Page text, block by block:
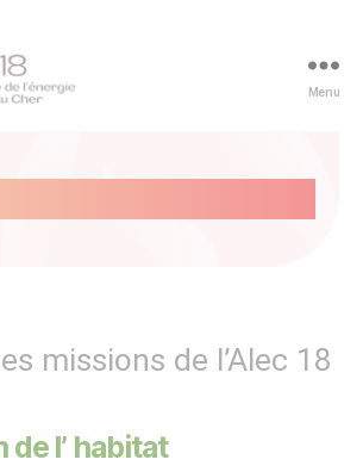
Menu
missions de l’Alec 18
de l’ habitat